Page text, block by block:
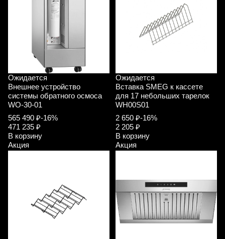
Ожидается
Внешнее устройство
системы обратного осмоса
WO-30-01
565 490 ₽-16%
471 235 ₽
В корзину
Акция
Ожидается
Вставка SMEG к кассете
для 17 небольших тарелок
WH00S01
2 650 ₽-16%
2 205 ₽
В корзину
Акция